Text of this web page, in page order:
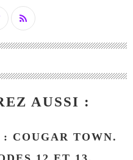
AUSSI :
COUGAR TOWN.